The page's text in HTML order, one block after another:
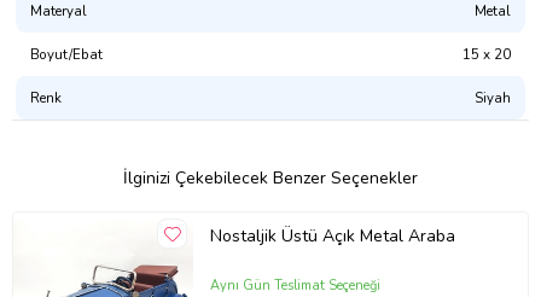
Materyal Metal
Boyut/Ebat 15 x 20
Renk Siyah
İlginizi Çekebilecek Benzer Seçenekler
Nostaljik Üstü Açık Metal Araba
Aynı Gün Teslimat Seçeneği